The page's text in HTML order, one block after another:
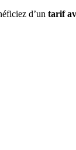
d’un tarif